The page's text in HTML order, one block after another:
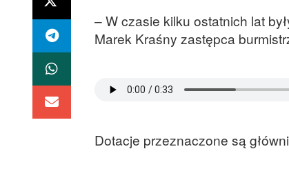
– W czasie kilku ostatnich lat
Marek Kraśny zastępca
Dotacje przeznaczone są